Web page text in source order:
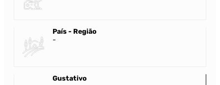
País - Região
-
Gustativo